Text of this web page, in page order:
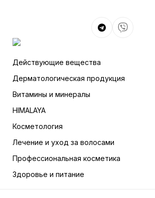
Действующие вещества
Дерматологическая продукция
Витамины и минералы
HIMALAYA
Косметология
Лечение и уход за волосами
Профессиональная косметика
Здоровье и питание